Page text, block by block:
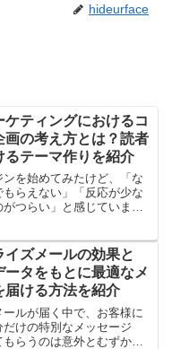
hideurface
ケティングにおけるコ
画の考え方とは？読者
るテーマ作りを紹介
ンを始めてみたけど、「な
らえない」「反応が少な
がつらい」と感じていませ
。でも、どうやって興味
えるテーマや...
イズメールの効果と
ータをもとに最適なメ
届ける方法を紹介
ールが届く中で、お客様に
だけの特別なメッセージ
らうのは意外とむずかし